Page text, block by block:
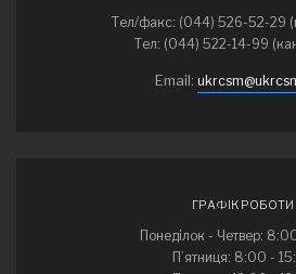
Тел/факс: (044) 526-52-29
Тел: (044) 522-14-99
Email:
ГРАФІК РОБОТИ
Понеділок - Четвер:
П’ятниця: 8:00 -